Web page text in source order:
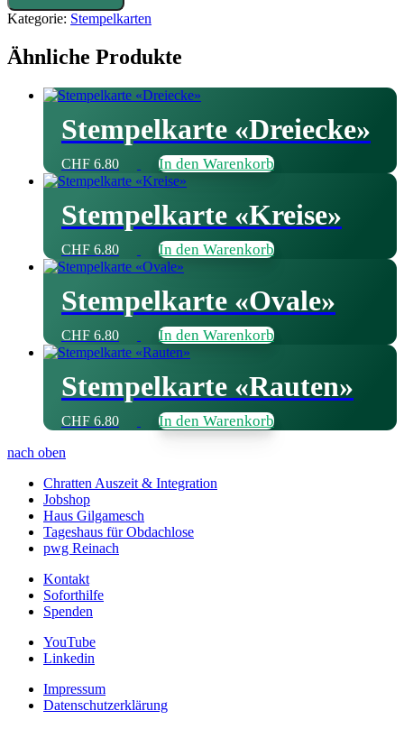
Kategorie: Stempelkarten
Ähnliche Produkte
Stempelkarte «Dreiecke»
CHF 6.80 In den Warenkorb
Stempelkarte «Kreise»
CHF 6.80 In den Warenkorb
Stempelkarte «Ovale»
CHF 6.80 In den Warenkorb
Stempelkarte «Rauten»
CHF 6.80 In den Warenkorb
nach oben
Chratten Auszeit & Integration
Jobshop
Haus Gilgamesch
Tageshaus für Obdachlose
pwg Reinach
Kontakt
Soforthilfe
Spenden
YouTube
Linkedin
Impressum
Datenschutzerklärung